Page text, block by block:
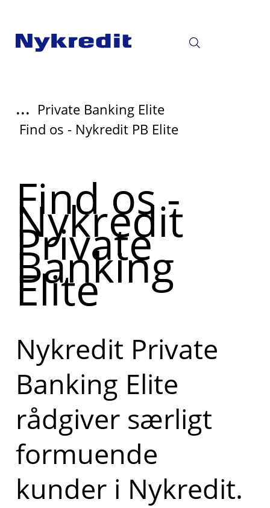
... Private Banking Elite
Find os - Nykredit PB Elite
Find os -
Nykredit
Private
Banking
Elite
Nykredit Private
Banking Elite
rådgiver særligt
formuende
kunder i Nykredit.